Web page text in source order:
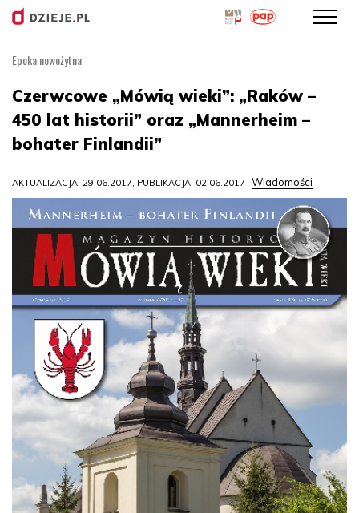
treści
Epoka nowożytna
Czerwcowe „Mówią wieki”: „Raków –
450 lat historii” oraz „Mannerheim –
bohater Finlandii”
AKTUALIZACJA: 29.06.2017, PUBLIKACJA: 02.06.2017 Wiadomości